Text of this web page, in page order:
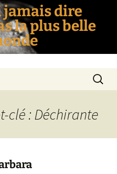
jamais dire
la plus belle
clé : Déchirante